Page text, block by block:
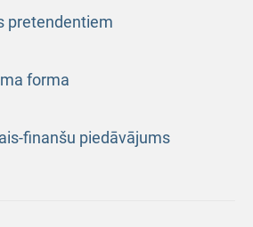
pretendentiem
forma
finanšu piedāvājums